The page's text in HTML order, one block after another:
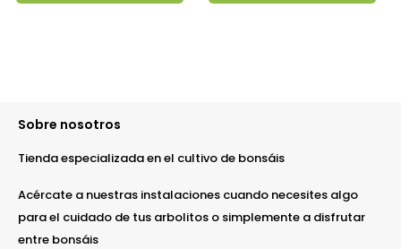
Sobre nosotros
Tienda especializada en el cultivo de bonsáis
Acércate a nuestras instalaciones cuando necesites algo
para el cuidado de tus arbolitos o simplemente a disfrutar
entre bonsáis